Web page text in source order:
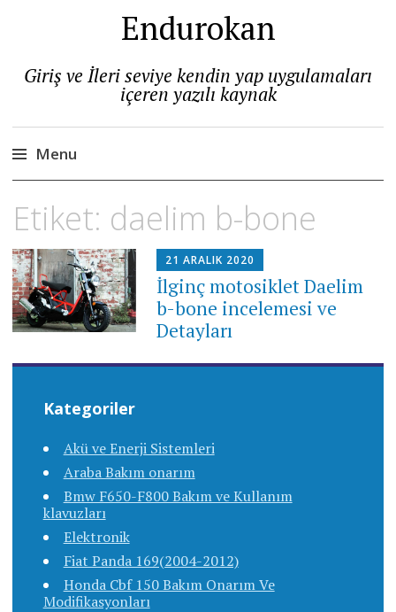
Endurokan
Giriş ve İleri seviye kendin yap uygulamaları
içeren yazılı kaynak
Menu
to
Etiket: daelim b-bone
21 ARALIK 2020
İlginç motosiklet Daelim
b-bone incelemesi ve
Detayları
Kategoriler
Akü ve Enerji Sistemleri
Araba Bakım onarım
Bmw F650-F800 Bakım ve Kullanım
klavuzları
Elektronik
Fiat Panda 169(2004-2012)
Honda Cbf 150 Bakım Onarım Ve
Modifikasyonları